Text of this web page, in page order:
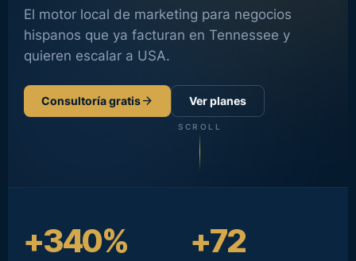
El motor local de marketing para negocios
hispanos que ya facturan en Tennessee y
quieren escalar a USA.
Consultoría gratisarrow_forward Ver planes
SCROLL
+340% +72